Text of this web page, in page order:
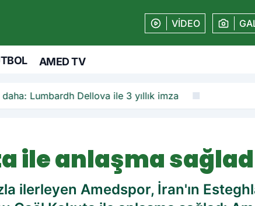
VİDEO
AMED TV
Lumbardh Dellova ile 3 yıllık imza
ile anlaşma
ilerleyen Amedspor, İran'ın